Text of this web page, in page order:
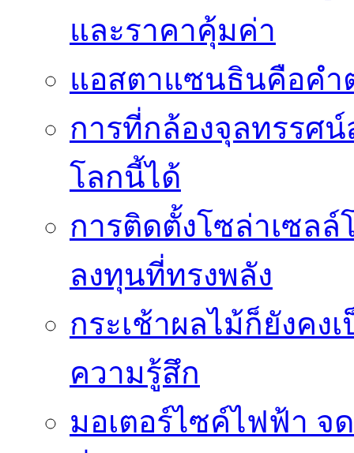
และราคาคุ้มค่า
แอสตาแซนธินคือค
การที่กล้องจุลทรรศ
โลกนี้ได้
การติดตั้งโซล่าเซลล์
ลงทุนที่ทรงพลัง
กระเช้าผลไม้ก็ยังคง
ความรู้สึก
มอเตอร์ไซค์ไฟฟ้า จ